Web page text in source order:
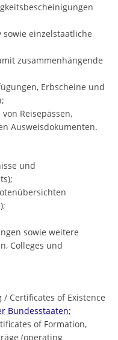
sowie einzelstaatliche
zusammenhängende
Erbscheine und
Reisepässen,
Ausweisdokumenten.
und
sowie weitere
Colleges und
Certificates of Existence
Bundesstaaten;
of Formation,
(operating